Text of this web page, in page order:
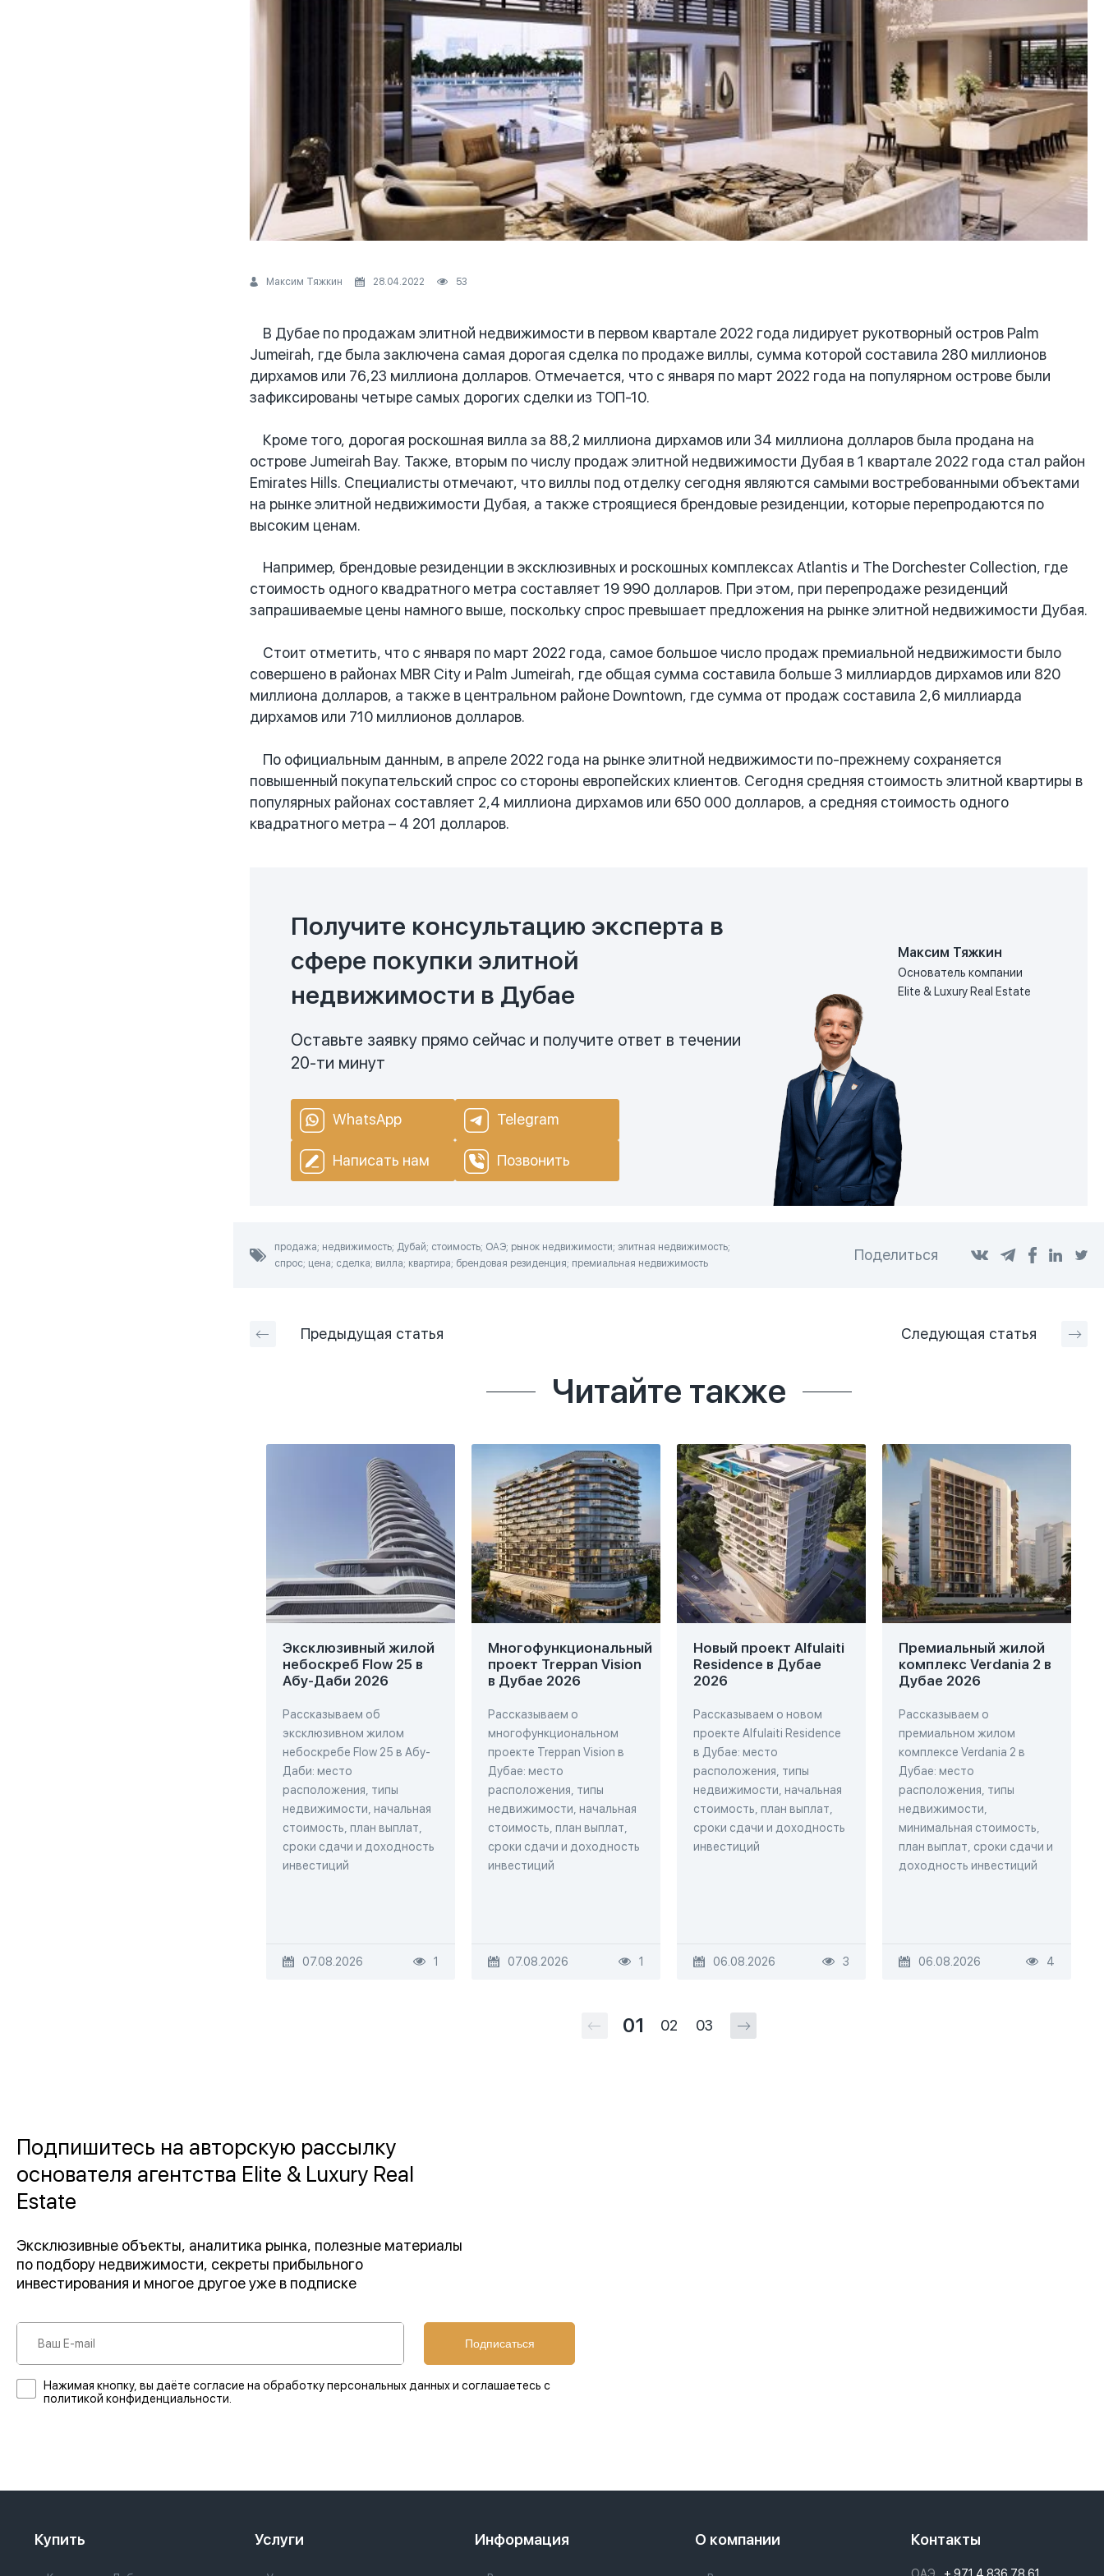
Максим Тяжкин 28.04.2022 53
В Дубае по продажам элитной недвижимости в первом квартале 2022 года лидирует рукотворный остров Palm
Jumeirah, где была заключена самая дорогая сделка по продаже виллы, сумма которой составила 280 миллионов
дирхамов или 76,23 миллиона долларов. Отмечается, что с января по март 2022 года на популярном острове были
зафиксированы четыре самых дорогих сделки из ТОП-10.
Кроме того, дорогая роскошная вилла за 88,2 миллиона дирхамов или 34 миллиона долларов была продана на
острове Jumeirah Bay. Также, вторым по числу продаж элитной недвижимости Дубая в 1 квартале 2022 года стал район
Emirates Hills. Специалисты отмечают, что виллы под отделку сегодня являются самыми востребованными объектами
на рынке элитной недвижимости Дубая, а также строящиеся брендовые резиденции, которые перепродаются по
высоким ценам.
Например, брендовые резиденции в эксклюзивных и роскошных комплексах Atlantis и The Dorchester Collection, где
стоимость одного квадратного метра составляет 19 990 долларов. При этом, при перепродаже резиденций
запрашиваемые цены намного выше, поскольку спрос превышает предложения на рынке элитной недвижимости Дубая.
Стоит отметить, что с января по март 2022 года, самое большое число продаж премиальной недвижимости было
совершено в районах MBR City и Palm Jumeirah, где общая сумма составила больше 3 миллиардов дирхамов или 820
миллиона долларов, а также в центральном районе Downtown, где сумма от продаж составила 2,6 миллиарда
дирхамов или 710 миллионов долларов.
По официальным данным, в апреле 2022 года на рынке элитной недвижимости по-прежнему сохраняется
повышенный покупательский спрос со стороны европейских клиентов. Сегодня средняя стоимость элитной квартиры в
популярных районах составляет 2,4 миллиона дирхамов или 650 000 долларов, а средняя стоимость одного
квадратного метра – 4 201 долларов.
Получите консультацию эксперта в
сфере покупки элитной
недвижимости в Дубае
Оставьте заявку прямо сейчас и получите ответ в течении
20-ти минут
WhatsApp Telegram
Написать нам Позвонить
Максим Тяжкин
Основатель компании
Elite & Luxury Real Estate
продажа; недвижимость; Дубай; стоимость; ОАЭ; рынок недвижимости; элитная недвижимость;
спрос; цена; сделка; вилла; квартира; брендовая резиденция; премиальная недвижимость
Поделиться
Предыдущая статья Следующая статья
Читайте также
Эксклюзивный жилой
небоскреб Flow 25 в
Абу-Даби 2026
Рассказываем об
эксклюзивном жилом
небоскребе Flow 25 в Абу-
Даби: место
расположения, типы
недвижимости, начальная
стоимость, план выплат,
сроки сдачи и доходность
инвестиций
07.08.2026 1
Многофункциональный
проект Treppan Vision
в Дубае 2026
Рассказываем о
многофункциональном
проекте Treppan Vision в
Дубае: место
расположения, типы
недвижимости, начальная
стоимость, план выплат,
сроки сдачи и доходность
инвестиций
07.08.2026 1
Новый проект Alfulaiti
Residence в Дубае
2026
Рассказываем о новом
проекте Alfulaiti Residence
в Дубае: место
расположения, типы
недвижимости, начальная
стоимость, план выплат,
сроки сдачи и доходность
инвестиций
06.08.2026 3
Премиальный жилой
комплекс Verdania 2 в
Дубае 2026
Рассказываем о
премиальном жилом
комплексе Verdania 2 в
Дубае: место
расположения, типы
недвижимости,
минимальная стоимость,
план выплат, сроки сдачи и
доходность инвестиций
06.08.2026 4
01 02 03
Подпишитесь на авторскую рассылку
основателя агентства Elite & Luxury Real
Estate
Эксклюзивные объекты, аналитика рынка, полезные материалы
по подбору недвижимости, секреты прибыльного
инвестирования и многое другое уже в подписке
Подписаться
Нажимая кнопку, вы даёте согласие на обработку персональных данных и соглашаетесь с
политикой конфиденциальности.
Купить Услуги Информация О компании Контакты